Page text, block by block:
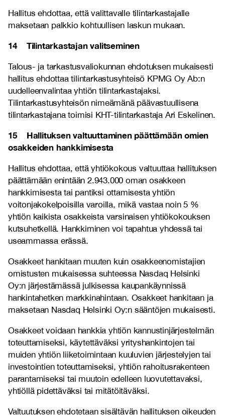
Hallitus ehdottaa, että valittavalle tilintarkastajalle
maksetaan palkkio kohtuullisen laskun mukaan.
14 Tilintarkastajan valitseminen
Talous- ja tarkastusvaliokunnan ehdotuksen mukaisesti
hallitus ehdottaa tilintarkastusyhteisö KPMG Oy Ab:n
uudelleenvalintaa yhtiön tilintarkastajaksi.
Tilintarkastusyhteisön nimeämänä päävastuullisena
tilintarkastajana toimisi KHT-tilintarkastaja Ari Eskelinen.
15 Hallituksen valtuuttaminen päättämään omien
osakkeiden hankkimisesta
Hallitus ehdottaa, että yhtiökokous valtuuttaa hallituksen
päättämään enintään 2.943.000 oman osakkeen
hankkimisesta tai pantiksi ottamisesta yhtiön
voitonjakokelpoisilla varoilla, mikä vastaa noin 5 %
yhtiön kaikista osakkeista varsinaisen yhtiökokouksen
kutsuhetkellä. Hankkiminen voi tapahtua yhdessä tai
useammassa erässä.
Osakkeet hankitaan muuten kuin osakkeenomistajien
omistusten mukaisessa suhteessa Nasdaq Helsinki
Oy:n järjestämässä julkisessa kaupankäynnissä
hankintahetken markkinahintaan. Osakkeet hankitaan ja
maksetaan Nasdaq Helsinki Oy:n sääntöjen mukaisesti.
Osakkeet voidaan hankkia yhtiön kannustinjärjestelmän
toteuttamiseksi, käytettäväksi yrityshankintojen tai
muiden yhtiön liiketoimintaan kuuluvien järjestelyjen tai
investointien toteuttamiseksi, yhtiön rahoitusrakenteen
parantamiseksi tai muutoin edelleen luovutettavaksi,
yhtiöllä pidettäväksi tai mitätöitäväksi.
Valtuutuksen ehdotetaan sisältävän hallituksen oikeuden